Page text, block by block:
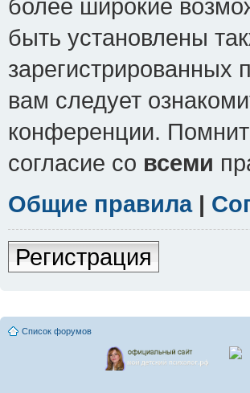
более широкие
быть установлены
зарегистрированных
вам следует
конференции.
согласие со всеми
Общие правила|
Регистрация
Список форумов